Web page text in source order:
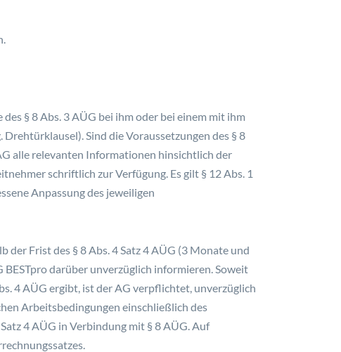
§ 8 Abs. 3 AÜG bei ihm oder bei einem mit ihm
Sind die Voraussetzungen des § 8
alle relevanten Informationen hinsichtlich der
schriftlich zur Verfügung. Es gilt § 12 Abs. 1
Anpassung des jeweiligen
Frist des § 8 Abs. 4 Satz 4 AÜG (3 Monate und
BESTpro darüber unverzüglich informieren. Soweit
4 AÜG ergibt, ist der AG verpflichtet, unverzüglich
Arbeitsbedingungen einschließlich des
4 AÜG in Verbindung mit § 8 AÜG. Auf